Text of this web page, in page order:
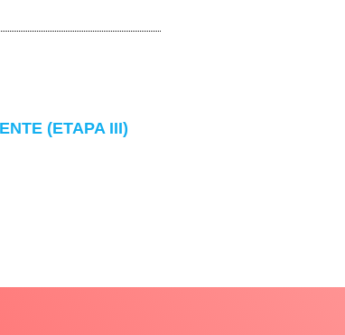
(ETAPA III)